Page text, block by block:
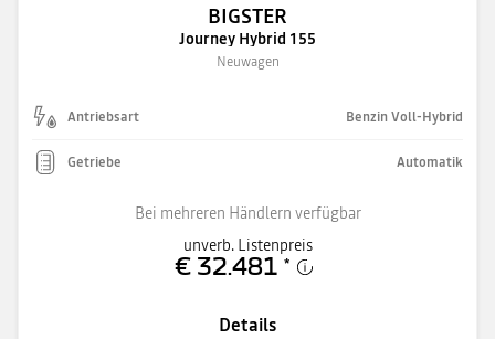
BIGSTER
Journey Hybrid 155
Neuwagen
Antriebsart Benzin Voll-Hybrid
Getriebe Automatik
Bei mehreren Händlern verfügbar
unverb. Listenpreis
€ 32.481 *
Details